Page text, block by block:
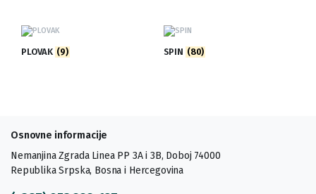
PLOVAK (9) SPIN (80)
Osnovne informacije
Nemanjina Zgrada Linea PP 3A i 3B, Doboj 74000
Republika Srpska, Bosna i Hercegovina